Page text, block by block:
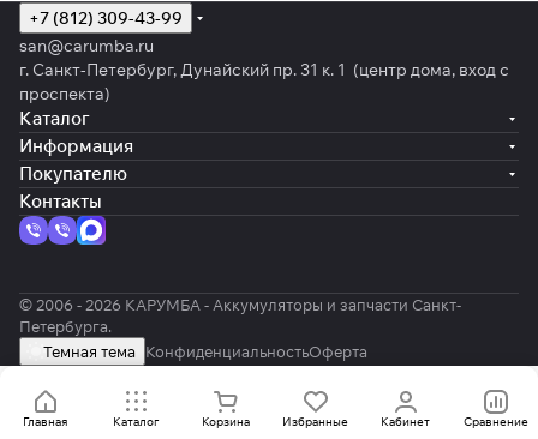
Главная Каталог Корзина Избранные Кабинет Сравнение
+7 (812) 309-43-99
san@carumba.ru
г. Санкт-Петербург, Дунайский пр. 31 к. 1 (центр дома, вход с
проспекта)
Каталог
Информация
Покупателю
Контакты
© 2006 - 2026 КАРУМБА - Аккумуляторы и запчасти Санкт-
Петербурга.
Темная тема
КонфиденциальностьОферта